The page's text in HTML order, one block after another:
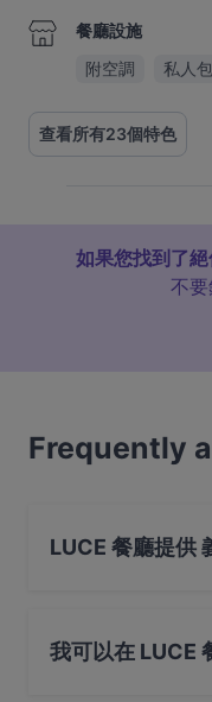
餐廳設施
附空調
私人
查看所有23個特色
如果您找到了
不要
Frequently
LUCE 餐廳提供
我可以在 LUCE